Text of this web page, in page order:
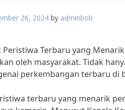
26, 2024 by adminbob
Peristiwa Terbaru yang
oleh masyarakat. Tidak
perkembangan terbaru di
terbaru yang menarik